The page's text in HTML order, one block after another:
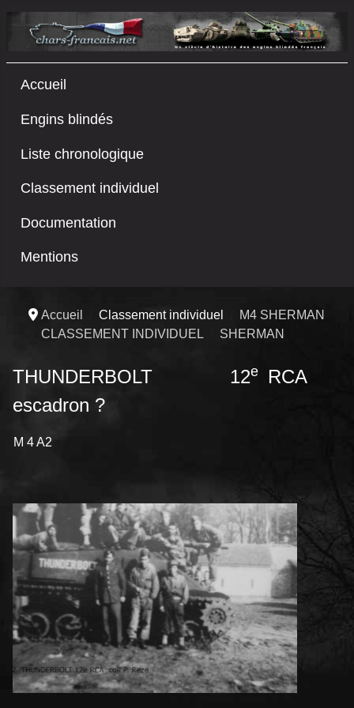
Accueil
Engins blindés
Liste chronologique
Classement individuel
Documentation
Mentions
Accueil Classement individuel
M4 SHERMAN
CLASSEMENT INDIVIDUEL
SHERMAN
THUNDERBOLT 12e
RCA
escadron ?
M 4 A2